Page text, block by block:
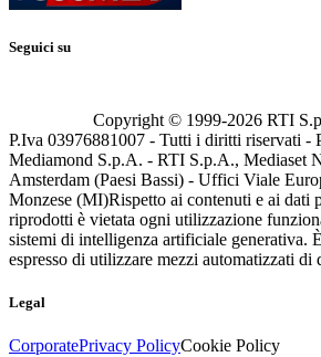
Seguici su
Copyright © 1999-2026 RTI
P.Iva 03976881007 - Tutti i diritti riservati -
Mediamond S.p.A. - RTI S.p.A., Mediaset
Amsterdam (Paesi Bassi) - Uffici Viale
Monzese (MI)Rispetto ai contenuti e ai dati
riprodotti è vietata ogni utilizzazione
sistemi di intelligenza artificiale generativa.
espresso di utilizzare mezzi automatizzati di
Legal
CorporatePrivacy PolicyCookie Policy